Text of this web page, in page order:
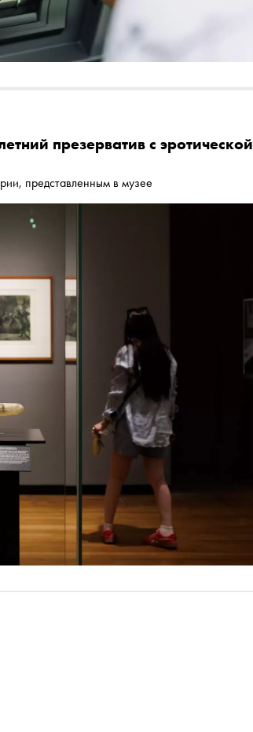
презерватив с эротической
представленным в музее